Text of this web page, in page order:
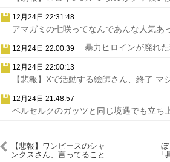
12月24日 22:31:48
アマガミの七咲ってなんであんな人気あ
12月24日 22:00:39 暴力ヒロインが廃れた
12月24日 22:00:13
【悲報】Xで活動する絵師さん、終了 マ
12月24日 21:48:57
ベルセルクのガッツと同じ境遇でも立ち
【悲報】ワンピースのシャ
ンクスさん、言ってること